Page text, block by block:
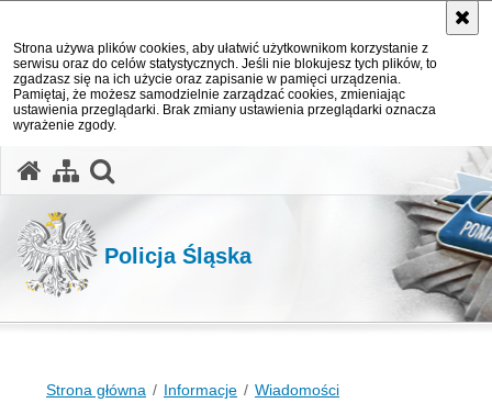
Strona używa plików cookies, aby ułatwić użytkownikom korzystanie z
serwisu oraz do celów statystycznych. Jeśli nie blokujesz tych plików, to
zgadzasz się na ich użycie oraz zapisanie w pamięci urządzenia.
Pamiętaj, że możesz samodzielnie zarządzać cookies, zmieniając
ustawienia przeglądarki. Brak zmiany ustawienia przeglądarki oznacza
wyrażenie zgody.
Policja Śląska
Strona główna Informacje Wiadomości